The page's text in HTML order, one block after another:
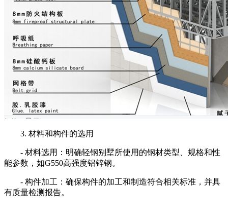
3. 材料和构件的选用
- 材料选用：明确轻钢别墅所使用的钢材类型、规格和性
能参数，如G550高强度铝锌钢。
- 构件加工：确保构件的加工和制造符合相关标准，并具
有质量检测报告。